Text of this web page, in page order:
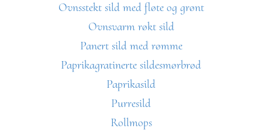
Ovnsstekt sild med fløte og grønt
Ovnsvarm røkt sild
Panert sild med rømme
Paprikagratinerte sildesmørbrød
Paprikasild
Purresild
Rollmops